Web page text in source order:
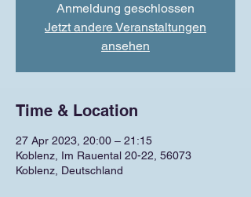
Anmeldung geschlossen
Jetzt andere Veranstaltungen
ansehen
Time & Location
27 Apr 2023, 20:00 – 21:15
Koblenz, Im Rauental 20-22, 56073
Koblenz, Deutschland